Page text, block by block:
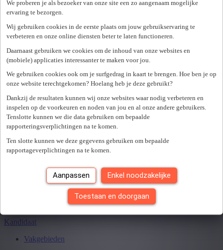
We proberen je als bezoeker van onze site een zo aangenaam mogelijke
ervaring te bezorgen.
Wij gebruiken cookies in de eerste plaats om jouw gebruikservaring te
verbeteren en onze online diensten beter te laten functioneren.
Daarnaast gebruiken we cookies om de inhoud van onze websites en
(mobiele) applicaties interessanter te maken voor jou.
We gebruiken cookies ook om je surfgedrag in kaart te brengen. Hoe ben je op
onze website terechtgekomen? Hoelang heb je deze gebruikt?
Dankzij de resultaten kunnen wij onze websites waar nodig verbeteren en
inspelen op de voorkeuren en noden van jou en al onze andere gebruikers.
Tenslotte kunnen we die data gebruiken om bepaalde
rapporteringsverplichtingen na te komen.
Ten slotte kunnen we deze gegevens gebruiken om bepaalde
rapportageverplichtingen na te komen.
Aanpassen Enkel noodzakelijke
Toestaan en doorgaan
Postcode of gemeente
Zoek vacatures
Mijn gekozen filters
Wis alle filters
Opnieuw aanmelden.
Er is een fout opgetreden. Gelieve later opnieuw te proberen.
Sluiten
Je hebt0van0jobs gezien.
Kandidaat
Vakgebieden